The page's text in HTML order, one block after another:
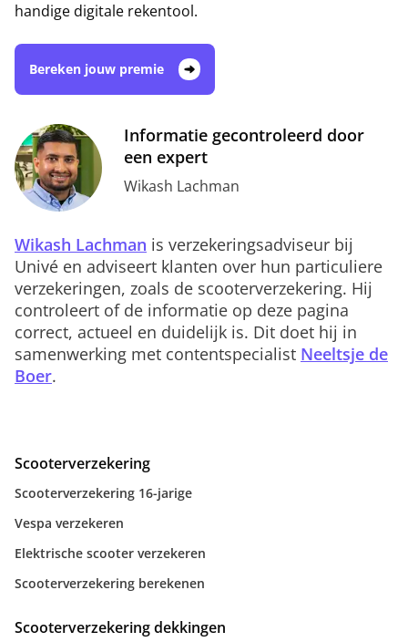
handige digitale rekentool.
Bereken jouw premie
Informatie gecontroleerd door
een expert
Wikash Lachman
Wikash Lachman is verzekeringsadviseur bij
Univé en adviseert klanten over hun particuliere
verzekeringen, zoals de scooterverzekering. Hij
controleert of de informatie op deze pagina
correct, actueel en duidelijk is. Dit doet hij in
samenwerking met contentspecialist Neeltsje de
Boer.
Scooterverzekering
Scooterverzekering 16-jarige
Vespa verzekeren
Elektrische scooter verzekeren
Scooterverzekering berekenen
Scooterverzekering dekkingen